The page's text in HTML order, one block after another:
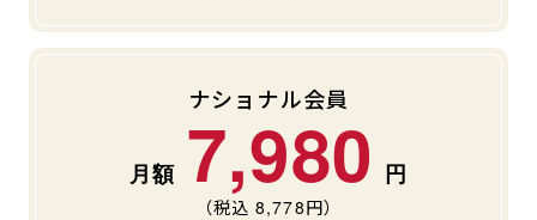
ナショナル会員
7,980
（税込 8,778円）